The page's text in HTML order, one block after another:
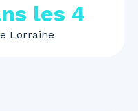
les 4
Lorraine